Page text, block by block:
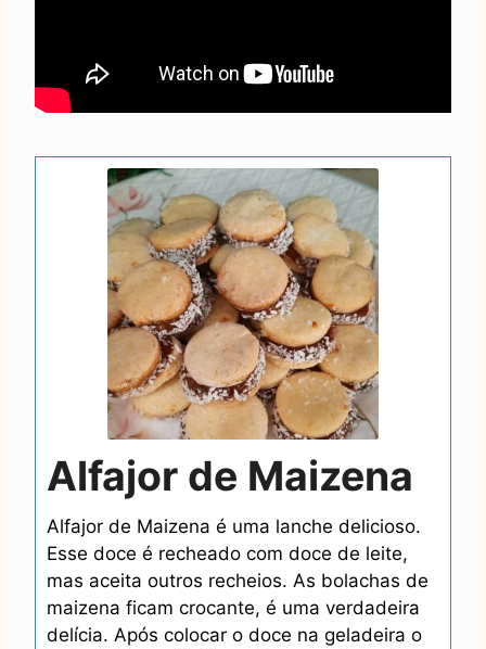
Alfajor de Maizena
Alfajor de Maizena é uma lanche delicioso.
Esse doce é recheado com doce de leite,
mas aceita outros recheios. As bolachas de
maizena ficam crocante, é uma verdadeira
delícia. Após colocar o doce na geladeira o